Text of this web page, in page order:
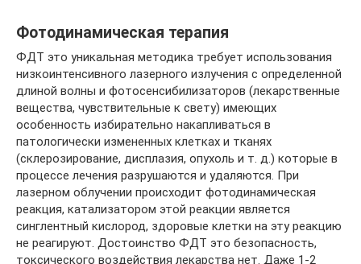
Фотодинамическая терапия
ФДТ это уникальная методика требует использования
низкоинтенсивного лазерного излучения с определенной
длиной волны и фотосенсибилизаторов (лекарственные
вещества, чувствительные к свету) имеющих
особенность избирательно накапливаться в
патологически измененных клетках и тканях
(склерозирование, дисплазия, опухоль и т. д.) которые в
процессе лечения разрушаются и удаляются. При
лазерном облучении происходит фотодинамическая
реакция, катализатором этой реакции является
синглентный кислород, здоровые клетки на эту реакцию
не реагируют. Достоинство ФДТ это безопасность,
токсического воздействия лекарства нет. Даже 1-2